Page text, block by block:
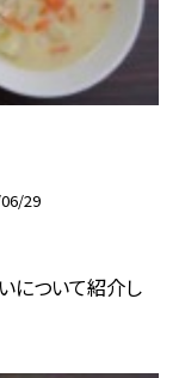
29
について紹介し